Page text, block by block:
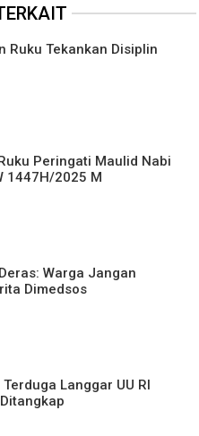
Ruku Tekankan Disiplin
Peringati Maulid Nabi
1447H/2025 M
Warga Jangan
Dimedsos
Langgar UU RI